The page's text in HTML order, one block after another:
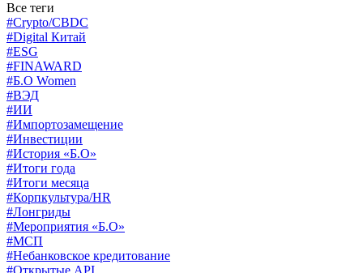
Все теги
#Crypto/CBDC
#Digital Китай
#ESG
#FINAWARD
#Б.О Women
#ВЭД
#ИИ
#Импортозамещение
#Инвестиции
#История «Б.О»
#Итоги года
#Итоги месяца
#Корпкультура/HR
#Лонгриды
#Мероприятия «Б.О»
#МСП
#Небанковское кредитование
#Открытые API